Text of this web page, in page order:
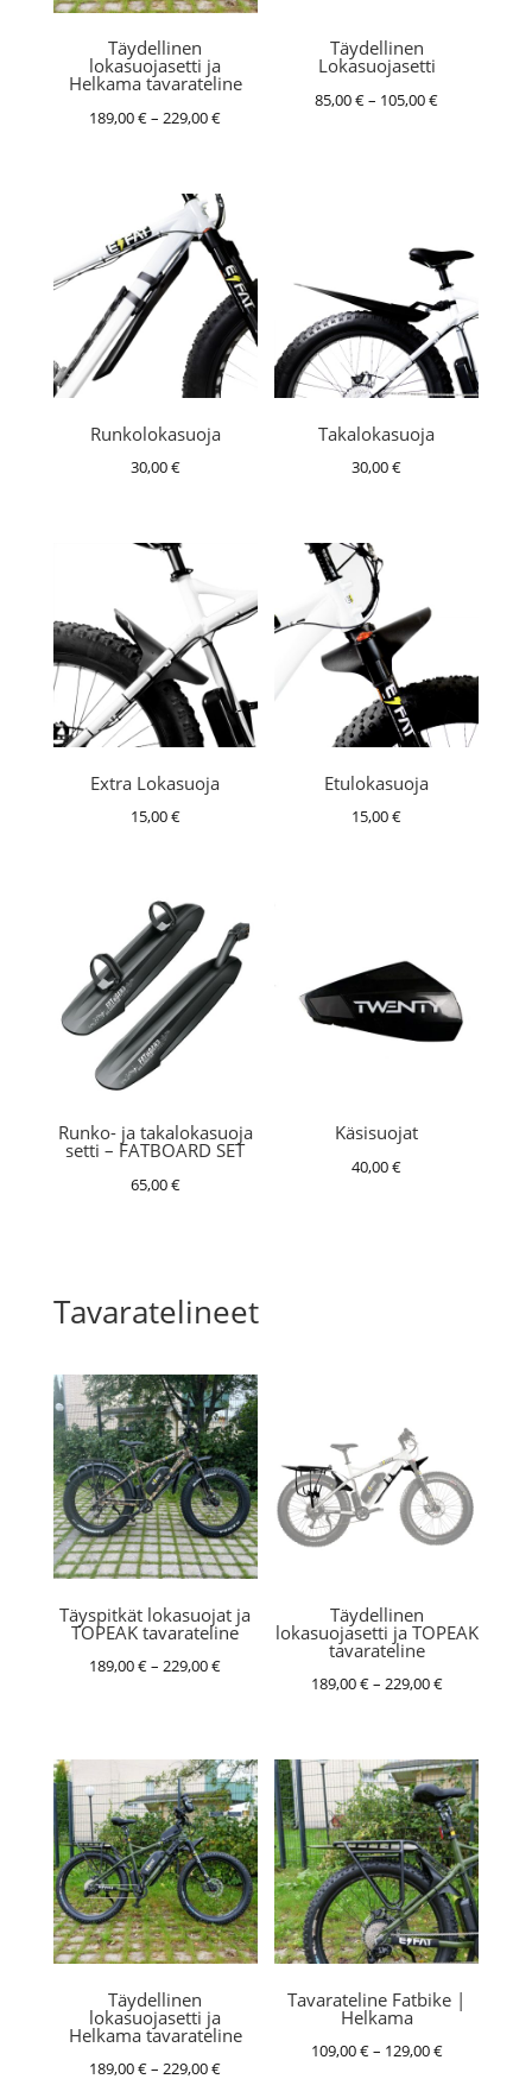
Täydellinen
lokasuojasetti ja
Helkama tavarateline
189,00€– 229,00€Hintaluokka:
229,00 €
Täydellinen
Lokasuojasetti
85,00€– 105,00€Hintaluokka:
Runkolokasuoja
30,00€
Takalokasuoja
30,00€
Extra Lokasuoja
15,00€
Etulokasuoja
15,00€
Runko- ja takalokasuoja
setti – FATBOARD SET
65,00€
Käsisuojat
40,00€
Tavaratelineet
Täyspitkät lokasuojat ja
TOPEAK tavarateline
189,00€– 229,00€Hintaluokka:
229,00 €
Täydellinen
lokasuojasetti ja TOPEAK
tavarateline
189,00€– 229,00€Hintaluokka:
229,00 €
Täydellinen
lokasuojasetti ja
Helkama tavarateline
189,00€– 229,00€Hintaluokka:
Tavarateline Fatbike |
Helkama
109,00€– 129,00€Hintaluokka: